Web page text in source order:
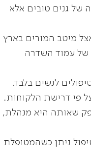
של גנים טובים אלא
מיטב המורים בארץ
של עמוד השדרה
לנשים בלבד.
פי דרישת הלקוחות.
שאותה היא מנהלת,
ניתן כשהמטופלת